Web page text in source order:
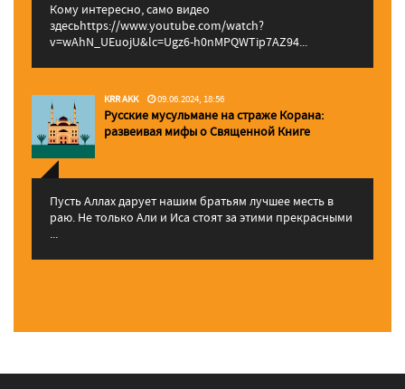
Кому интересно, само видео
здесьhttps://www.youtube.com/watch?
v=wAhN_UEuojU&lc=Ugz6-h0nMPQWTip7AZ94...
KRR AKK 09.06.2024, 18:56
Русские мусульмане на страже Корана:
pазвеивая мифы о Священной Книге
Пусть Аллах дарует нашим братьям лучшее месть в
раю. Не только Али и Иса стоят за этими прекрасными
...